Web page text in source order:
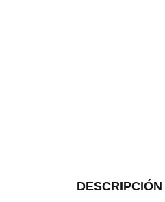
DESCRIPCIÓN